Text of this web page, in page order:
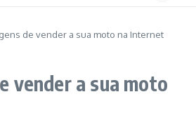
de vender a sua moto na Internet
vender a sua moto